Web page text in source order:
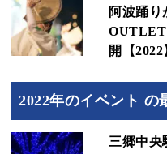
阿波踊り
OUTLET
開【2022
2022年のイベント の
三郷中央